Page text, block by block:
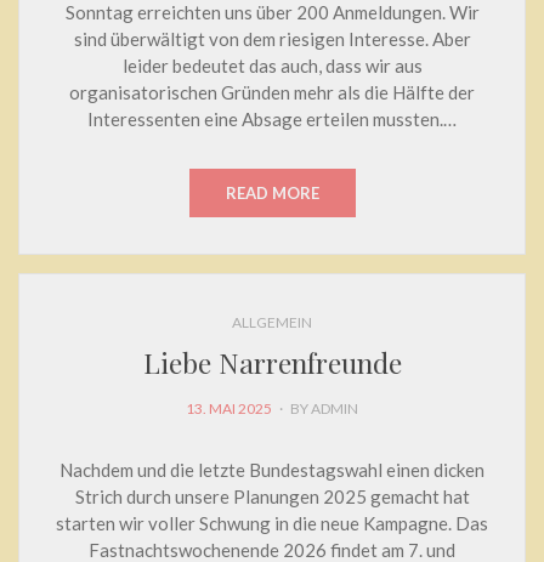
Sonntag erreichten uns über 200 Anmeldungen. Wir
sind überwältigt von dem riesigen Interesse. Aber
leider bedeutet das auch, dass wir aus
organisatorischen Gründen mehr als die Hälfte der
Interessenten eine Absage erteilen mussten.…
READ MORE
ALLGEMEIN
Liebe Narrenfreunde
POSTED
13. MAI 2025 BYADMIN
Nachdem und die letzte Bundestagswahl einen dicken
Strich durch unsere Planungen 2025 gemacht hat
starten wir voller Schwung in die neue Kampagne. Das
Fastnachtswochenende 2026 findet am 7. und